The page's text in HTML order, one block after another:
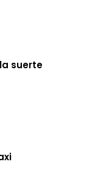
suerte